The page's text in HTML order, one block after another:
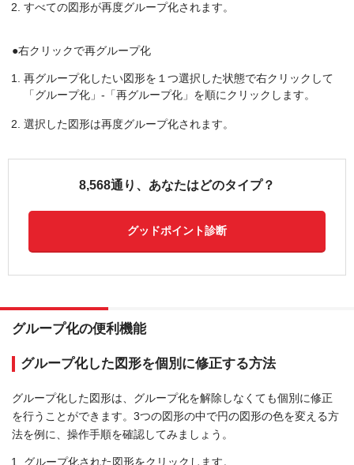
すべての図形が再度グループ化されます。
●右クリックで再グループ化
再グループ化したい図形を１つ選択した状態で右クリックして
「グループ化」-「再グループ化」を順にクリックします。
選択した図形は再度グループ化されます。
8,568通り、あなたはどのタイプ？
グッドポイント診断
グループ化の便利機能
グループ化した図形を個別に修正する方法
グループ化した図形は、グループ化を解除しなくても個別に修正
を行うことができます。3つの図形の中で円の図形の色を変える方
法を例に、操作手順を確認してみましょう。
グループ化された図形をクリックします。